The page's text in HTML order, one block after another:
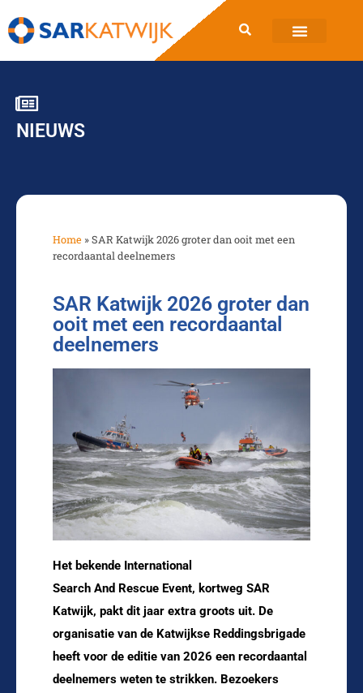
NIEUWS
Home »SAR Katwijk 2026 groter dan ooit met een
recordaantal deelnemers
SAR Katwijk 2026 groter dan
ooit met een recordaantal
deelnemers
Het bekende International
Search And Rescue Event, kortweg SAR
Katwijk, pakt dit jaar extra groots uit. De
organisatie van de Katwijkse Reddingsbrigade
heeft voor de editie van 2026 een recordaantal
deelnemers weten te strikken. Bezoekers